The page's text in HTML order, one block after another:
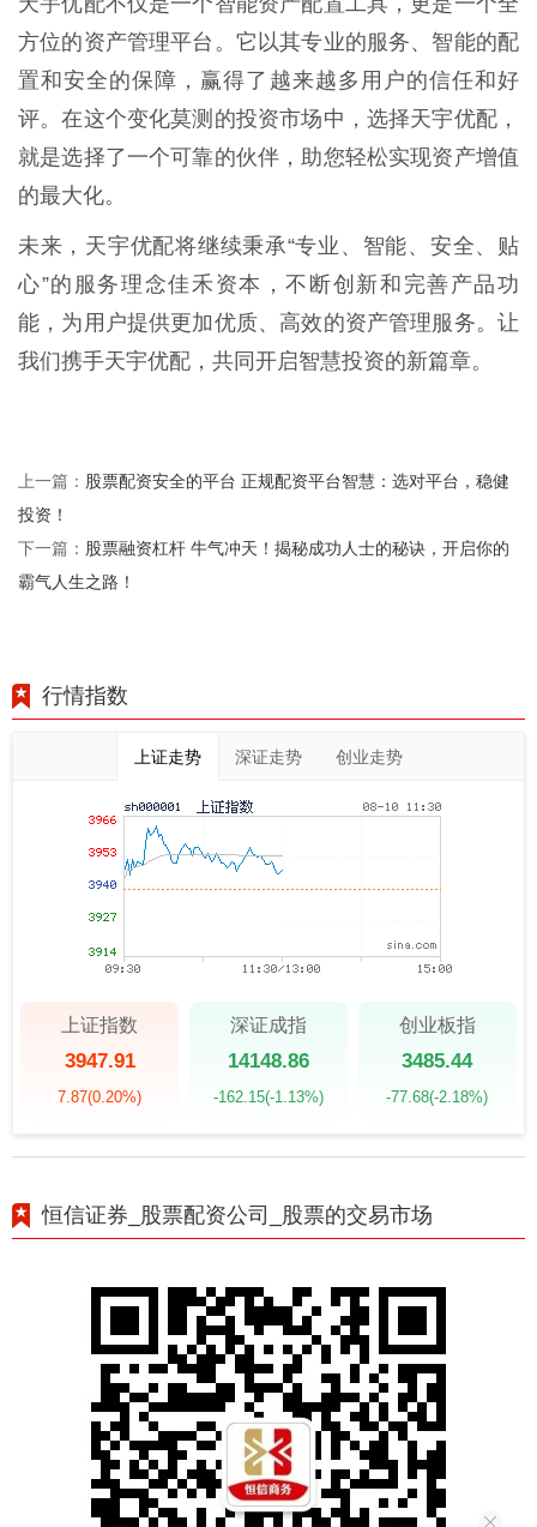
方位的资产管理平台。它以其专业的服务、智能的配
置和安全的保障，赢得了越来越多用户的信任和好
评。在这个变化莫测的投资市场中，选择天宇优配，
就是选择了一个可靠的伙伴，助您轻松实现资产增值
的最大化。
未来，天宇优配将继续秉承“专业、智能、安全、贴
心”的服务理念佳禾资本，不断创新和完善产品功
能，为用户提供更加优质、高效的资产管理服务。让
我们携手天宇优配，共同开启智慧投资的新篇章。
上一篇： 股票配资安全的平台 正规配资平台智慧：选对平台，稳健
投资！
下一篇： 股票融资杠杆 牛气冲天！揭秘成功人士的秘诀，开启你的
霸气人生之路！
行情指数
上证走势 深证走势 创业走势
上证指数
3947.91
7.87(0.20%)
深证成指
14148.86
-162.15(-1.13%)
创业板指
3485.44
-77.68(-2.18%)
恒信证券_股票配资公司_股票的交易市场